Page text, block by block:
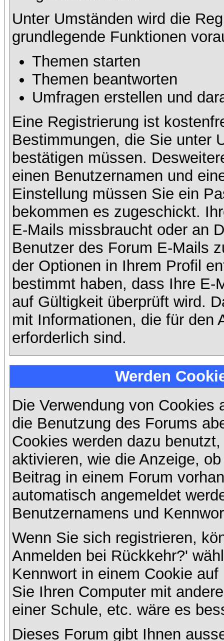
Unter Umständen wird die
grundlegende Funktionen
Themen starten
Themen beantworten
Umfragen erstellen und
Eine Registrierung ist
Bestimmungen, die Sie unter
bestätigen müssen.
einen Benutzernamen und
Einstellung müssen Sie ein
bekommen es zugeschickt.
E-Mails missbraucht oder an
Benutzer des Forum E-Mails
der Optionen in Ihrem Profil
bestimmt haben, dass Ihre E-
auf Gültigkeit überprüft wird.
mit Informationen, die für den
erforderlich sind.
Werden
Die Verwendung von
die Benutzung des Forums
Cookies werden dazu
aktivieren, wie die Anzeige,
Beitrag in einem Forum
automatisch angemeldet
Benutzernamens und
Wenn Sie sich registrieren,
Anmelden bei Rückkehr?'
Kennwort in einem Cookie
Sie Ihren Computer mit
einer Schule, etc. wäre es
Dieses Forum gibt Ihnen